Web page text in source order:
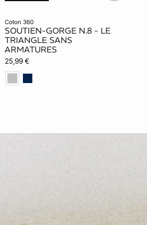
coton 360
SOUTIEN-GORGE N.8 - LE
TRIANGLE SANS
ARMATURES
25,99 €